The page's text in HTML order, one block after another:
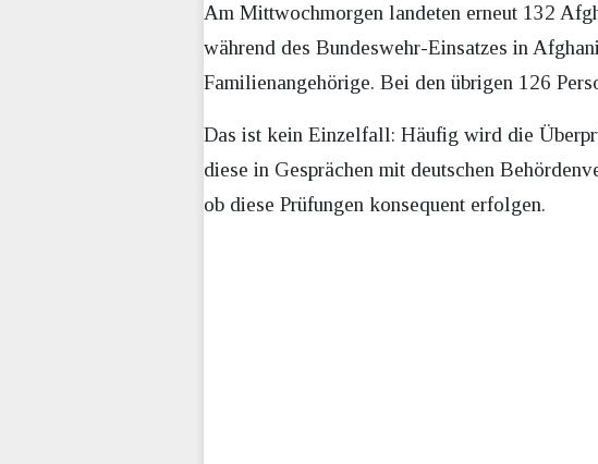
Am Mittwochmorgen landeten erneut 132
während des Bundeswehr-Einsatzes in
Familienangehörige. Bei den übrigen 126
Das ist kein Einzelfall: Häufig wird die
diese in Gesprächen mit deutschen
ob diese Prüfungen konsequent erfolgen.